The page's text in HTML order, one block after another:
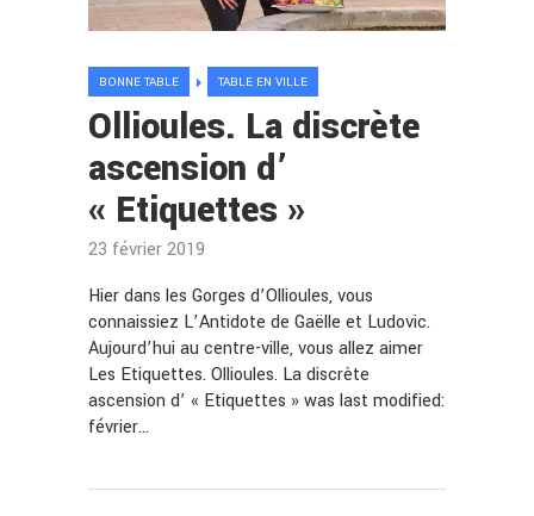
BONNE TABLE TABLE EN VILLE
Ollioules. La discrète
ascension d’
« Etiquettes »
23 février 2019
Hier dans les Gorges d’Ollioules, vous
connaissiez L’Antidote de Gaëlle et Ludovic.
Aujourd’hui au centre-ville, vous allez aimer
Les Etiquettes. Ollioules. La discrète
ascension d’ « Etiquettes » was last modified:
février…